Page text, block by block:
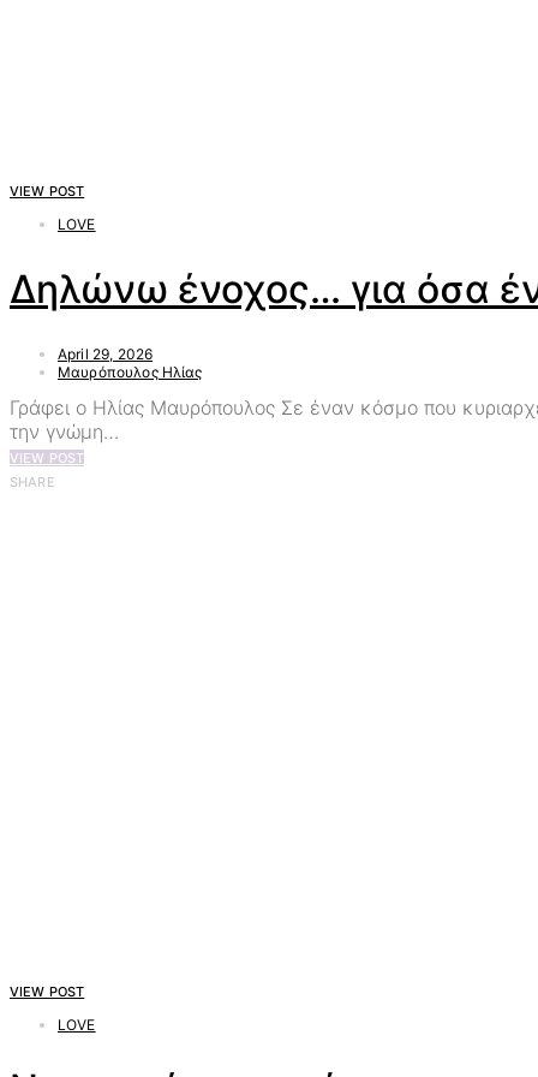
VIEW POST
LOVE
Δηλώνω ένοχος… για όσα
April 29, 2026
Μαυρόπουλος Ηλίας
Γράφει ο Ηλίας Μαυρόπουλος Σε έναν κόσμο που
την γνώμη…
VIEW POST
SHARE
VIEW POST
LOVE